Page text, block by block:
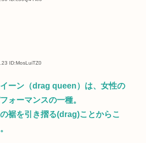
ID:MosLuiTZ0
イーン（drag queen）は、女性の
ォーマンスの一種。
裾を引き摺る(drag)ことからこ